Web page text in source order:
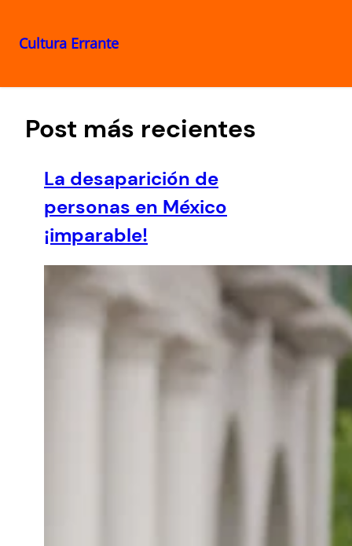
al
Cultura Errante
Post más recientes
La desaparición de
personas en México
¡imparable!